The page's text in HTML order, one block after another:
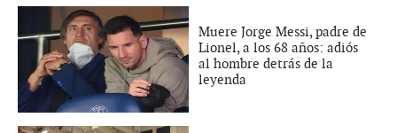
Muere Jorge Messi, padre de
Lionel, a los 68 años: adiós
al hombre detrás de la
leyenda